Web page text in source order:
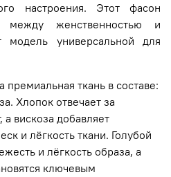
настроения. Этот фасон
между женственностью и
модель универсальной для
ткань в составе:
Хлопок отвечает за
а вискоза добавляет
и лёгкость ткани. Голубой
и лёгкость образа, а
ключевым